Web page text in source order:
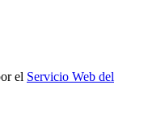
el Servicio Web del